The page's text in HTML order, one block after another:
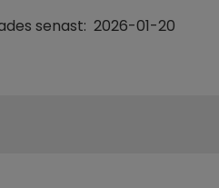
senast: 2026-01-20